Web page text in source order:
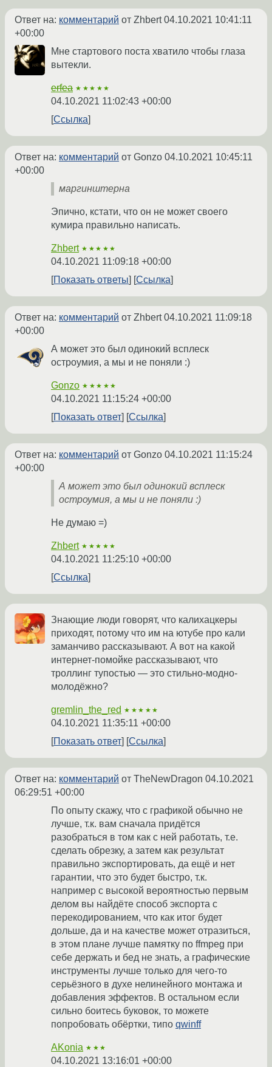
Ответ на: комментарий от Zhbert04.10.2021 10:41:11
+00:00
Мне стартового поста хватило чтобы глаза
вытекли.
erfea ★★★★★
04.10.2021 11:02:43 +00:00
Ссылка
Ответ на: комментарий от Gonzo 04.10.2021 10:45:11
+00:00
маргинштерна
Эпично, кстати, что он не может своего
кумира правильно написать.
Zhbert ★★★★★
04.10.2021 11:09:18 +00:00
Показать ответы
Ссылка
Ответ на: комментарий от Zhbert04.10.2021 11:09:18
+00:00
А может это был одинокий всплеск
остроумия, а мы и не поняли :)
Gonzo ★★★★★
04.10.2021 11:15:24 +00:00
Показать ответ
Ссылка
Ответ на: комментарий от Gonzo 04.10.2021 11:15:24
+00:00
А может это был одинокий всплеск
остроумия, а мы и не поняли :)
Не думаю =)
Zhbert ★★★★★
04.10.2021 11:25:10 +00:00
Ссылка
Знающие люди говорят, что калихацкеры
приходят, потому что им на ютубе про кали
заманчиво рассказывают. А вот на какой
интернет-помойке рассказывают, что
троллинг тупостью — это стильно-модно-
молодёжно?
gremlin_the_red ★★★★★
04.10.2021 11:35:11 +00:00
Показать ответ
Ссылка
Ответ на: комментарий от TheNewDragon 04.10.2021
06:29:51 +00:00
По опыту скажу, что с графикой обычно не
лучше, т.к. вам сначала придётся
разобраться в том как с ней работать, т.е.
сделать обрезку, а затем как результат
правильно экспортировать, да ещё и нет
гарантии, что это будет быстро, т.к.
например с высокой вероятностью первым
делом вы найдёте способ экспорта с
перекодированием, что как итог будет
дольше, да и на качестве может отразиться,
в этом плане лучше памятку по ffmpeg при
себе держать и бед не знать, а графические
инструменты лучше только для чего-то
серьёзного в духе нелинейного монтажа и
добавления эффектов. В остальном если
сильно боитесь буковок, то можете
попробовать обёртки, типо qwinff
AKonia ★★★
04.10.2021 13:16:01 +00:00